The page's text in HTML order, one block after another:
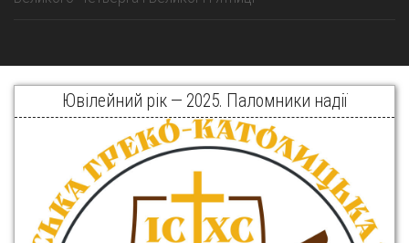
Ювілейний рік — 2025. Паломники надії